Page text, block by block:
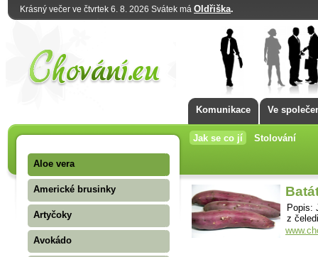
Krásný večer ve čtvrtek 6. 8. 2026 Svátek má Oldřiška.
Komunikace Ve
Jak se co jí Stolování
Aloe vera
Americké brusinky
Artyčoky
Avokádo
Popis:
z